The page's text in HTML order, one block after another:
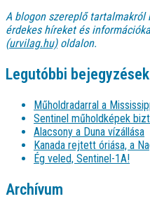
A blogon szereplő tartalmakról
érdekes híreket és
(urvilag.hu)oldalon.
Legutóbbi bejegyzések
Műholdradarral a
Sentinel műholdképek
Alacsony a Duna vízállása
Kanada rejtett óriása, a
Ég veled, Sentinel-1A!
Archívum